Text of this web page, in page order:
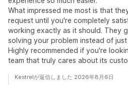
What impressed me most is that
request until you're completely
working exactly as it should. They
solving your problem instead of
Highly recommended if you're
team that truly cares about its
Kestrelが返信しました 2026年8月6日